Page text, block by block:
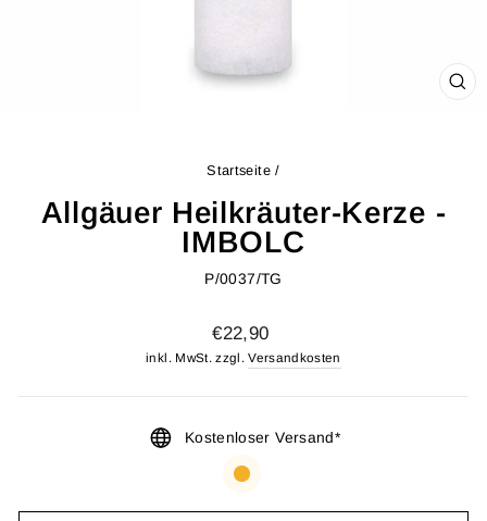
Startseite /
Allgäuer Heilkräuter-Kerze -
IMBOLC
P/0037/TG
Normaler
Preis
€22,90
inkl. MwSt. zzgl.Versandkosten
Kostenloser Versand*